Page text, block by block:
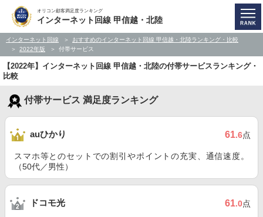
オリコン顧客満足度ランキング
インターネット回線 甲信越・北陸
インターネット回線
おすすめのインターネット回線 甲信越・北陸ランキング・比較
2022年版
付帯サービス
【2022年】インターネット回線 甲信越・北陸の付帯サービスランキング・
比較
付帯サービス 満足度ランキング
auひかり 61.6点
スマホ等とのセットでの割引やポイントの充実、通信速度。
（50代／男性）
ドコモ光 61.0点